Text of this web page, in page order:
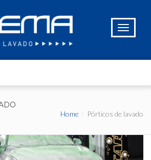
Home Pórticos de lavado